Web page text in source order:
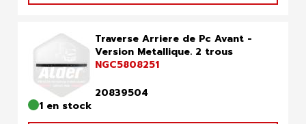
Traverse Arriere de Pc Avant -
Version Metallique. 2 trous
NGC5808251
20839504
1 en stock